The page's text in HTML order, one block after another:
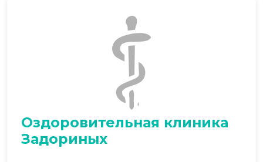
Оздоровительная клиника
Задориных